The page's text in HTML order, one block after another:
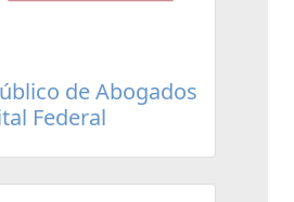
de Abogados
Federal